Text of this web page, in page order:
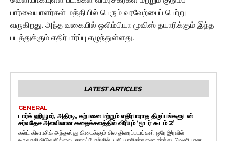
பார்வையாளர்கள் மத்தியில் பெரும் வரவேற்பைப் பெற்று
வருகிறது. அந்த வகையில் ஒலிம்பியா மூவிஸ் தயாரிக்கும் இந்த
படத்துக்கும் எதிர்பார்ப்பு எழுந்துள்ளது.
LATEST ARTICLES
GENERAL
டார்க் ஹியூமர், அதிரடி, கற்பனை மற்றும் எதிர்பாராத திருப்பங்களுடன்
சர்வதேச அளவிலான கதைக்களத்தில் விரியும் ‘மூடர் கூடம் 2’
கல்ட் கிளாசிக் அந்தஸ்து கிடைக்கும் சில திரைப்படங்கள் ஒரே இரவில்